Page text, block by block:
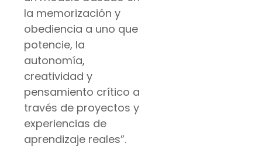
la memorización y
obediencia a uno que
potencie, la
autonomía,
creatividad y
pensamiento crítico a
través de proyectos y
experiencias de
aprendizaje reales”.